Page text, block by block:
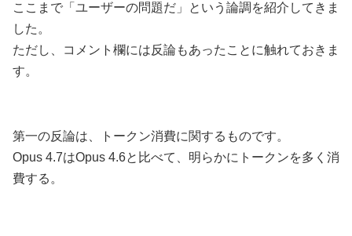
ここまで「ユーザーの問題だ」という論調を紹介してきま
した。
ただし、コメント欄には反論もあったことに触れておきま
す。
第一の反論は、トークン消費に関するものです。
Opus 4.7はOpus 4.6と比べて、明らかにトークンを多く消
費する。